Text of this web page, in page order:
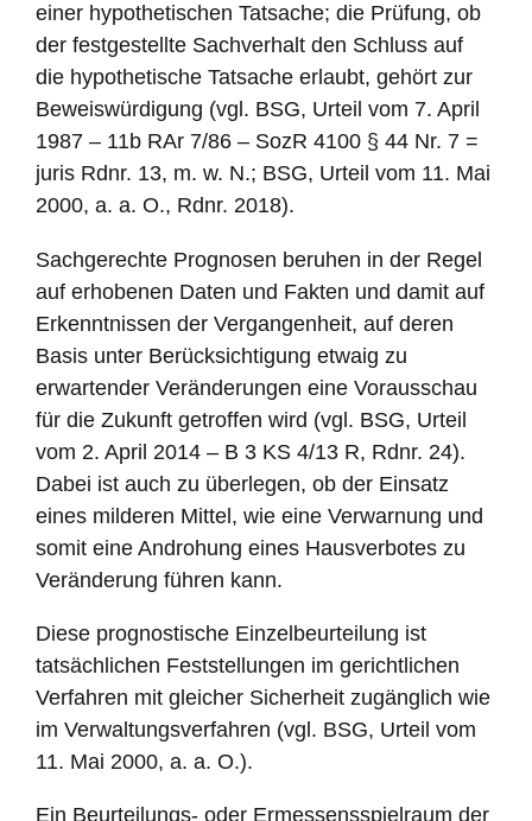
einer hypothetischen Tatsache; die Prüfung, ob
der festgestellte Sachverhalt den Schluss auf
die hypothetische Tatsache erlaubt, gehört zur
Beweiswürdigung (vgl. BSG, Urteil vom 7. April
1987 – 11b RAr 7/86 – SozR 4100 § 44 Nr. 7 =
juris Rdnr. 13, m. w. N.; BSG, Urteil vom 11. Mai
2000, a. a. O., Rdnr. 2018).
Sachgerechte Prognosen beruhen in der Regel
auf erhobenen Daten und Fakten und damit auf
Erkenntnissen der Vergangenheit, auf deren
Basis unter Berücksichtigung etwaig zu
erwartender Veränderungen eine Vorausschau
für die Zukunft getroffen wird (vgl. BSG, Urteil
vom 2. April 2014 – B 3 KS 4/13 R, Rdnr. 24).
Dabei ist auch zu überlegen, ob der Einsatz
eines milderen Mittel, wie eine Verwarnung und
somit eine Androhung eines Hausverbotes zu
Veränderung führen kann.
Diese prognostische Einzelbeurteilung ist
tatsächlichen Feststellungen im gerichtlichen
Verfahren mit gleicher Sicherheit zugänglich wie
im Verwaltungsverfahren (vgl. BSG, Urteil vom
11. Mai 2000, a. a. O.).
Ein Beurteilungs- oder Ermessensspielraum der